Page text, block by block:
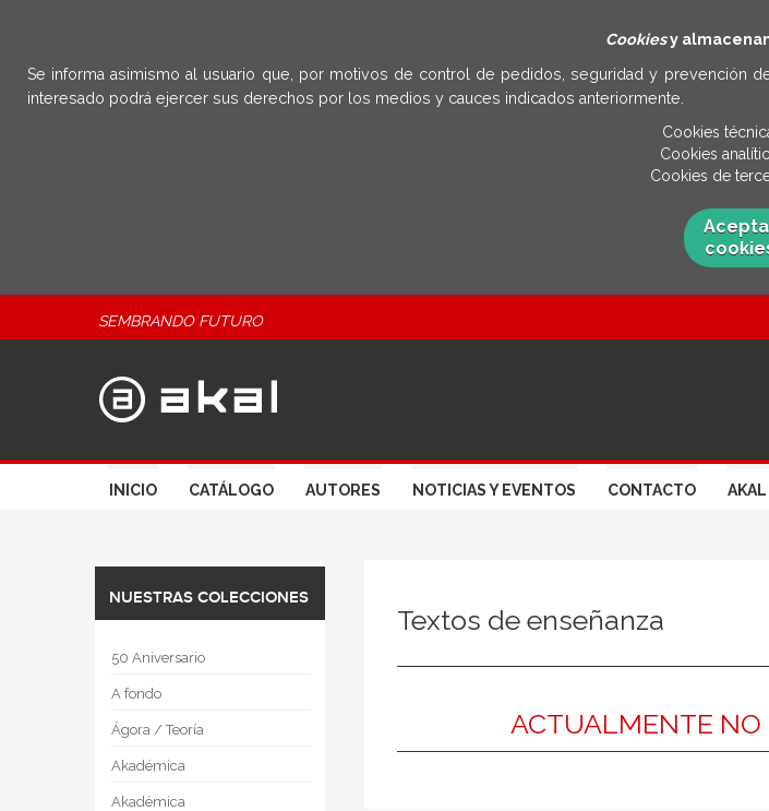
Cookiesy
Se informa asimismo al usuario que, por motivos de control de pedidos, seguridad y prevención
interesado podrá ejercer sus derechos por los medios y cauces indicados anteriormente.
Cookies
Cookies
Cookies de
SEMBRANDO FUTURO
INICIO CATÁLOGO AUTORES NOTICIAS Y EVENTOS CONTACTO
NUESTRAS COLECCIONES
50 Aniversario
A fondo
Ágora / Teoría
Akadémica
Akadémica
Textos de enseñanza
ACTUALMENTE NO